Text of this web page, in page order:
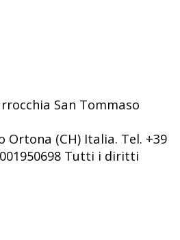
San Tommaso
Ortona (CH) Italia. Tel. +39
Tutti i diritti